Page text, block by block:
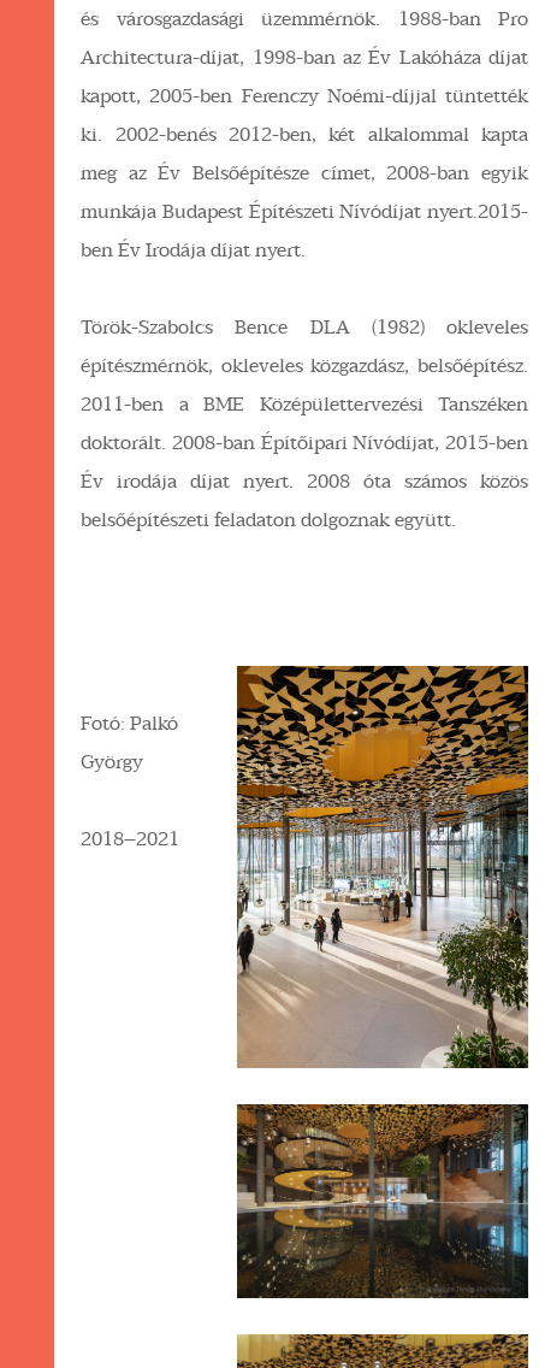
és városgazdasági üzemmérnök. 1988-ban Pro
Architectura-díjat, 1998-ban az Év Lakóháza díjat
kapott, 2005-ben Ferenczy Noémi-díjjal tüntették
ki. 2002-benés 2012-ben, két alkalommal kapta
meg az Év Belsőépítésze címet, 2008-ban egyik
munkája Budapest Építészeti Nívódíjat nyert.2015-
ben Év Irodája díjat nyert.
Török-Szabolcs Bence DLA (1982) okleveles
építészmérnök, okleveles közgazdász, belsőépítész.
2011-ben a BME Középülettervezési Tanszéken
doktorált. 2008-ban Építőipari Nívódíjat, 2015-ben
Év irodája díjat nyert. 2008 óta számos közös
belsőépítészeti feladaton dolgoznak együtt.
Fotó: Palkó
György
2018–2021